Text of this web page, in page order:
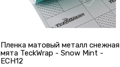
Пленка матовый металл снежная
мята TeckWrap - Snow Mint -
ECH12